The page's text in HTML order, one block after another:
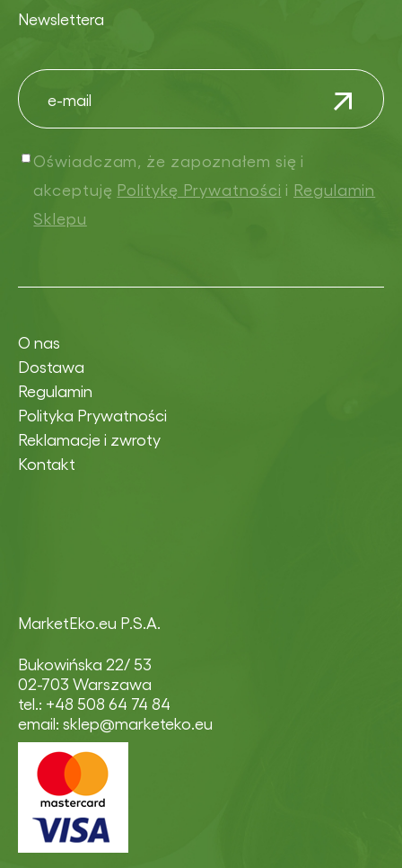
Newslettera
Oświadczam, że zapoznałem się i
akceptuję Politykę Prywatności i Regulamin
Sklepu
MarketEko.eu P.S.A.
Bukowińska 22/ 53
02-703 Warszawa
tel.: +48 508 64 74 84
email: sklep@marketeko.eu
O nas
Dostawa
Regulamin
Polityka Prywatności
Reklamacje i zwroty
Kontakt